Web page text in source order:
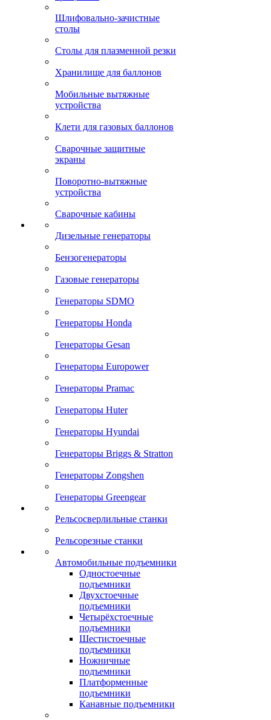
Шлифовально-зачистные
столы
Столы для плазменной резки
Хранилище для баллонов
Мобильные вытяжные
устройства
Клети для газовых баллонов
Сварочные защитные
экраны
Поворотно-вытяжные
устройства
Сварочные кабины
Дизельные генераторы
Бензогенераторы
Газовые генераторы
Генераторы SDMO
Генераторы Honda
Генераторы Gesan
Генераторы Europower
Генераторы Pramac
Генераторы Huter
Генераторы Hyundai
Генераторы Briggs & Stratton
Генераторы Zongshen
Генераторы Greengear
Рельсосверлильные станки
Рельсорезные станки
Автомобильные подъемники
Одностоечные
подъемники
Двухстоечные
подъемники
Четырёхстоечные
подъемники
Шестистоечные
подъемники
Ножничные
подъемники
Платформенные
подъемники
Канавные подъемники